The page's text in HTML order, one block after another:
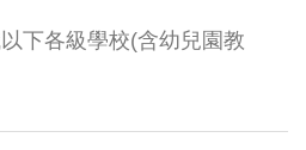
下各級學校(含幼兒園教